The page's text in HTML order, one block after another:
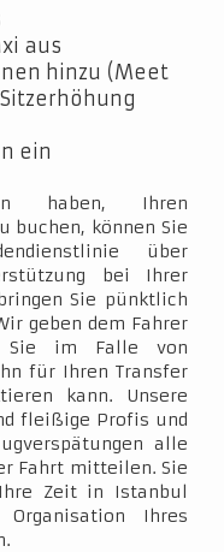
aus
hinzu (Meet
ein
haben, Ihren
buchen, können Sie
über
bei Ihrer
Sie pünktlich
geben dem Fahrer
Sie im Falle von
für Ihren Transfer
kann. Unsere
fleißige Profis und
alle
Fahrt mitteilen. Sie
Zeit in Istanbul
Ihres